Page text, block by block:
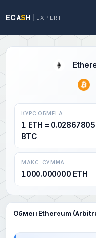
ECA$H EXPERT
КУРС ОБМЕНА
1 ETH = 0.02867805
BTC
МАКС. СУММА
1000.000000 ETH
Обмен Ethereum